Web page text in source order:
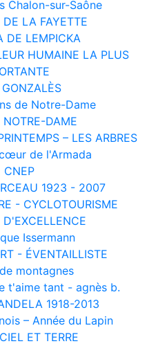
Chalon-sur-Saône
LA FAYETTE
DE LEMPICKA
HUMAINE LA PLUS
de Notre-Dame
NOTRE-DAME
– LES ARBRES
de l'Armada
CNEP
1923 - 2007
- CYCLOTOURISME
D'EXCELLENCE
Issermann
- ÉVENTAILLISTE
montagnes
t'aime tant - agnès b.
1918-2013
– Année du Lapin
ET TERRE